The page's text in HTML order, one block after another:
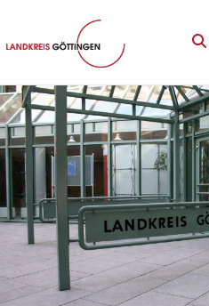
Zum Hauptinhalt springen